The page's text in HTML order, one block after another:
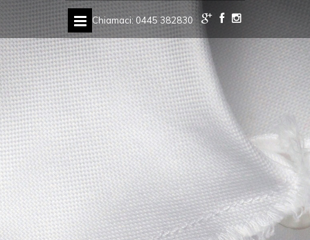
Chiamaci: 0445 382830